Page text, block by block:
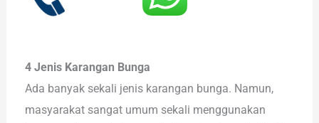
4 Jenis Karangan Bunga
Ada banyak sekali jenis karangan bunga. Namun,
masyarakat sangat umum sekali menggunakan